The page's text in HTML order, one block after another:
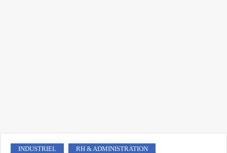
INDUSTRIEL RH & ADMINISTRATION